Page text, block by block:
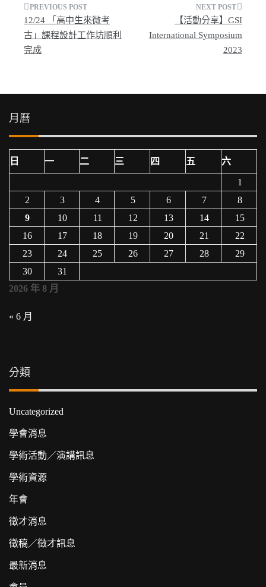
文
章
導
12/24 「高中生來微考
古」課程設計工作坊順利
完成
【活動分享】GSI
International Symposium
2023
月曆
2026 年 8 月
日 一 二 三 四 五 六
1
2
3 4 5 6 7
8
9
10 11 12 13 14
15
16
17 18 19 20 21
22
23
24 25 26 27 28
29
30
31
« 6 月
分類
Uncategorized
學會消息
學術活動／演講訊息
學術資源
年會
徵才消息
徵稿／徵才訊息
最新消息